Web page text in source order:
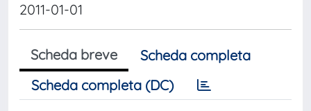
2011-01-01
Scheda breve
Scheda completa
Scheda completa (DC)